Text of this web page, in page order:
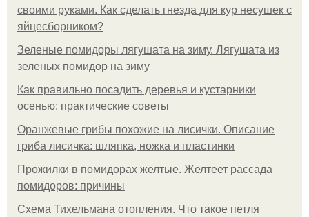
своими руками. Как сделать гнезда для кур несушек с
яйцесборником?
Зеленые помидоры лягушата на зиму. Лягушата из
зеленых помидор на зиму
Как правильно посадить деревья и кустарники
осенью: практические советы
Оранжевые грибы похожие на лисички. Описание
гриба лисичка: шляпка, ножка и пластинки
Прожилки в помидорах желтые. Желтеет рассада
помидоров: причины
Схема Тихельмана отопления. Что такое петля